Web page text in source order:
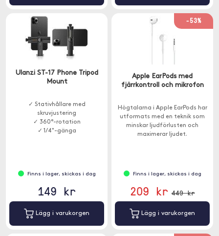
Ulanzi ST-17 Phone Tripod
Mount
✓ Stativhållare med
skruvjustering
✓ 360°-rotation
✓ 1/4"-gänga
Finns i lager, skickas i dag
149 kr
Lägg i varukorgen
-53%
Apple EarPods med
fjärrkontroll och mikrofon
Högtalarna i Apple EarPods har
utformats med en teknik som
minskar ljudförlusten och
maximerar ljudet.
Finns i lager, skickas i dag
209 kr 449 kr
Lägg i varukorgen